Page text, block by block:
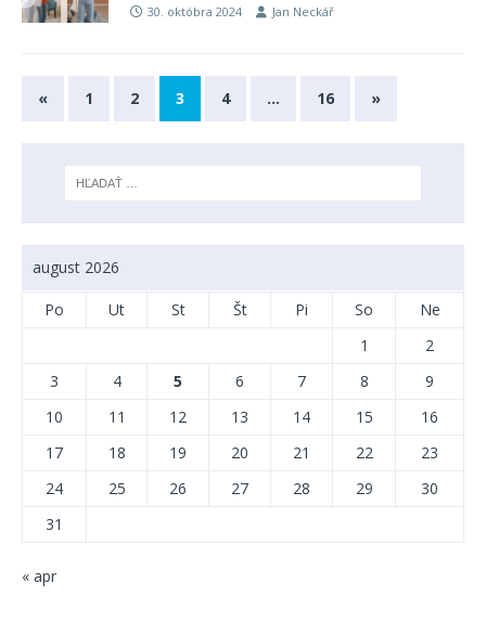
30. októbra 2024 Jan Neckář
« 1 2 3 4 … 16 »
august 2026
Po Ut St Št Pi So
Ne
1
2
3
4 5 6 7 8
9
10
11 12 13 14 15
16
17
18 19 20 21 22
23
24
25 26 27 28 29
30
31
« apr